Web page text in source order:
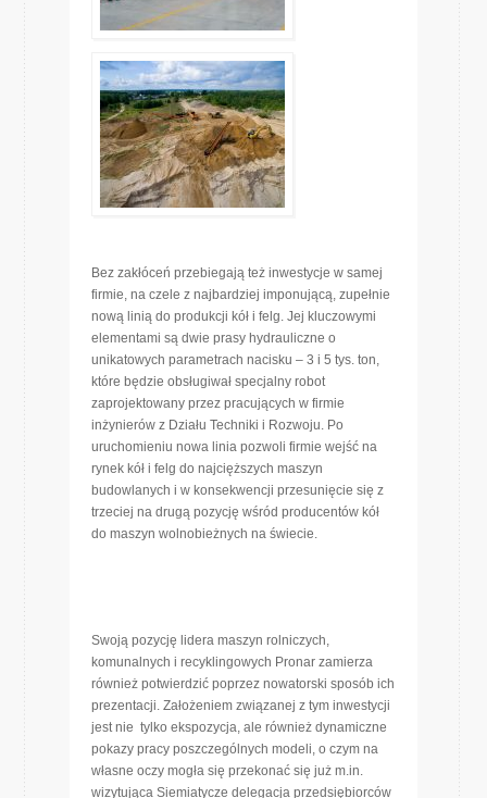
Bez zakłóceń przebiegają też inwestycje w samej
firmie, na czele z najbardziej imponującą, zupełnie
nową linią do produkcji kół i felg. Jej kluczowymi
elementami są dwie prasy hydrauliczne o
unikatowych parametrach nacisku – 3 i 5 tys. ton,
które będzie obsługiwał specjalny robot
zaprojektowany przez pracujących w firmie
inżynierów z Działu Techniki i Rozwoju. Po
uruchomieniu nowa linia pozwoli firmie wejść na
rynek kół i felg do najcięższych maszyn
budowlanych i w konsekwencji przesunięcie się z
trzeciej na drugą pozycję wśród producentów kół
do maszyn wolnobieżnych na świecie.
Swoją pozycję lidera maszyn rolniczych,
komunalnych i recyklingowych Pronar zamierza
również potwierdzić poprzez nowatorski sposób ich
prezentacji. Założeniem związanej z tym inwestycji
jest nie tylko ekspozycja, ale również dynamiczne
pokazy pracy poszczególnych modeli, o czym na
własne oczy mogła się przekonać się już m.in.
wizytująca Siemiatycze delegacja przedsiębiorców